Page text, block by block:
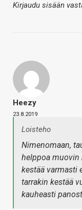
Kirjaudu sisään
Heezy
23.8.2019
Loisteho
Nimenomaan,
helppoa muovin
kestää varmasti
tarrakin kestää
kauheasti